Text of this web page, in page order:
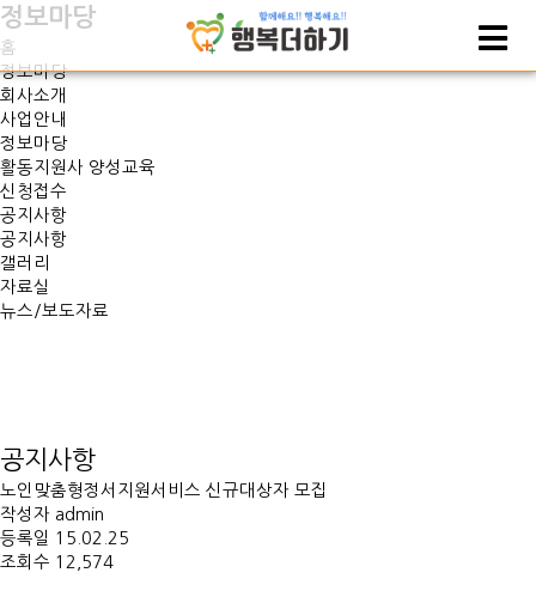
정보마당
홈
정보마당
회사소개
사업안내
정보마당
활동지원사 양성교육
신청접수
공지사항
공지사항
갤러리
자료실
뉴스/보도자료
공지사항
노인맞춤형정서지원서비스 신규대상자 모집
작성자 admin
등록일 15.02.25
조회수 12,574